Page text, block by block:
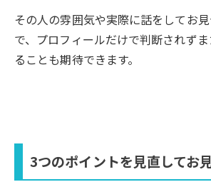
その人の雰囲気や実際に話をしてお
で、プロフィールだけで判断されず
ることも期待できます。
3つのポイントを見直してお